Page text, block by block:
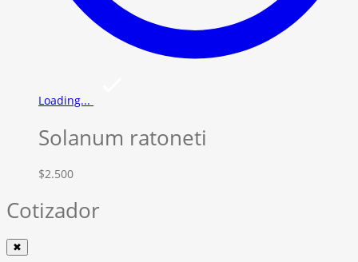
Loading...
Solanum ratoneti
$2.500
Cotizador
✖